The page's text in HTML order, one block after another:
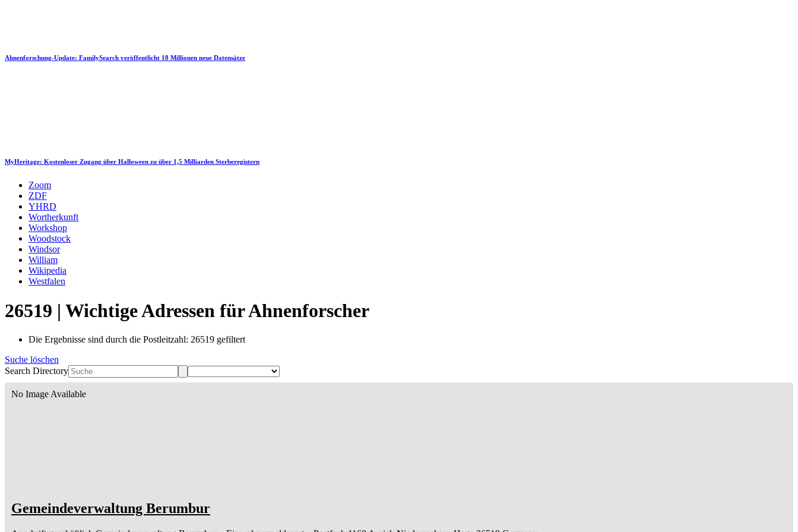
Ahnenforschung-Update: FamilySearch veröffentlicht 18 Millionen neue Datensätze
MyHeritage: Kostenloser Zugang über Halloween zu über 1,5 Milliarden Sterberegistern
Zoom
ZDF
YHRD
Wortherkunft
Workshop
Woodstock
Windsor
William
Wikipedia
Westfalen
26519 | Wichtige Adressen für Ahnenforscher
Die Ergebnisse sind durch die Postleitzahl: 26519 gefiltert
Suche löschen
Search Directory
No Image Available
Gemeindeverwaltung Berumbur